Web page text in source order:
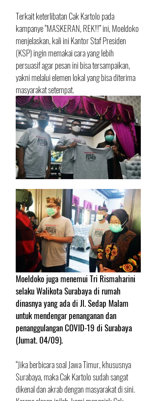
Terkait keterlibatan Cak Kartolo pada
kampanye “MASKERAN, REK!!!” ini, Moeldoko
menjelaskan, kali ini Kantor Staf Presiden
(KSP) ingin memakai cara yang lebih
persuasif agar pesan ini bisa tersampaikan,
yakni melalui elemen lokal yang bisa diterima
masyarakat setempat.
Moeldoko juga menemui Tri Rismaharini
selaku Walikota Surabaya di rumah
dinasnya yang ada di Jl. Sedap Malam
untuk mendengar penanganan dan
penanggulangan COVID-19 di Surabaya
(Jumat. 04/09).
“Jika berbicara soal Jawa Timur, khususnya
Surabaya, maka Cak Kartolo sudah sangat
dikenal dan akrab dengan masyarakat di sini.